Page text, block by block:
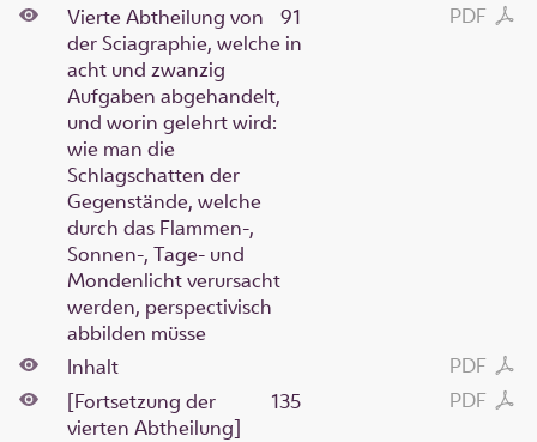
PDF
91
Vierte Abtheilung von
der Sciagraphie, welche in
acht und zwanzig
Aufgaben abgehandelt,
und worin gelehrt wird:
wie man die
Schlagschatten der
Gegenstände, welche
durch das Flammen-,
Sonnen-, Tage- und
Mondenlicht verursacht
werden, perspectivisch
abbilden müsse
PDF
Inhalt
PDF
135
[Fortsetzung der
vierten Abtheilung]